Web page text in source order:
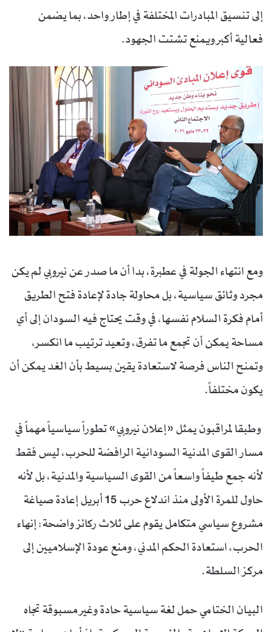
إلى تنسيق المبادرات المختلفة في إطار واحد، بما يضمن
فعالية أكبر ويمنع تشتت الجهود.
ومع انتهاء الجولة في عطبرة، بدا أن ما صدر عن نيروبي لم يكن
مجرد وثائق سياسية، بل محاولة جادة لإعادة فتح الطريق
أمام فكرة السلام نفسها، في وقت يحتاج فيه السودان إلى أي
مساحة يمكن أن تجمع ما تفرق، وتعيد ترتيب ما انكسر،
وتمنح الناس فرصة لاستعادة يقين بسيط بأن الغد يمكن أن
يكون مختلفاً.
وطبقا لمراقبون يمثل «إعلان نيروبي» تطوراً سياسياً مهماً في
مسار القوى المدنية السودانية الرافضة للحرب، ليس فقط
لأنه جمع طيفاً واسعاً من القوى السياسية والمدنية، بل لأنه
حاول للمرة الأولى منذ اندلاع حرب 15 أبريل إعادة صياغة
مشروع سياسي متكامل يقوم على ثلاث ركائز واضحة: إنهاء
الحرب، استعادة الحكم المدني، ومنع عودة الإسلاميين إلى
مركز السلطة.
البيان الختامي حمل لغة سياسية حادة وغير مسبوقة تجاه